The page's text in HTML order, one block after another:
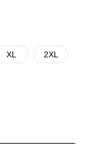
XL 2XL